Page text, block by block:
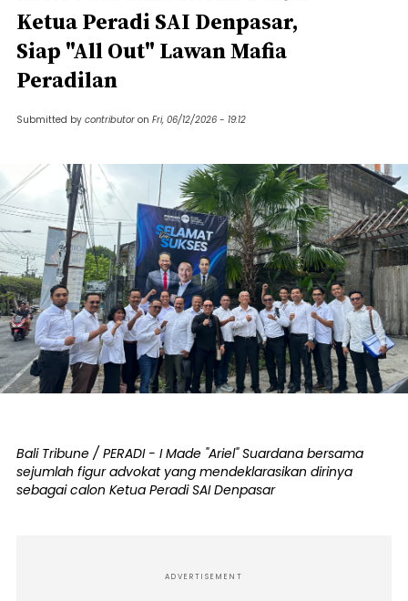
Ketua Peradi SAI Denpasar,
Siap "All Out" Lawan Mafia
Peradilan
Submitted by contributor on Fri, 06/12/2026 - 19:12
Bali Tribune / PERADI - I Made "Ariel" Suardana bersama
sejumlah figur advokat yang mendeklarasikan dirinya
sebagai calon Ketua Peradi SAI Denpasar
ADVERTISEMENT